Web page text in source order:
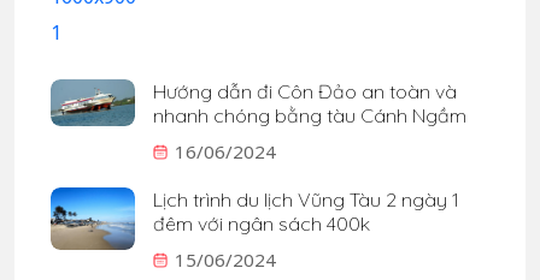
Hướng dẫn đi Côn Đảo an toàn và
nhanh chóng bằng tàu Cánh Ngầm
16/06/2024
Lịch trình du lịch Vũng Tàu 2 ngày 1
đêm với ngân sách 400k
15/06/2024